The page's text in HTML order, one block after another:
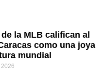
la MLB califican al
como una joya
mundial